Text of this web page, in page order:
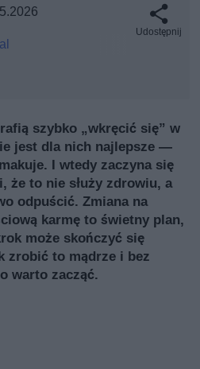
Udostępnij
szybko „wkręcić się” w
jest dla nich najlepsze —
I wtedy zaczyna się
że to nie służy zdrowiu, a
odpuścić. Zmiana na
karmę to świetny plan,
może skończyć się
zrobić to mądrze i bez
warto zacząć.